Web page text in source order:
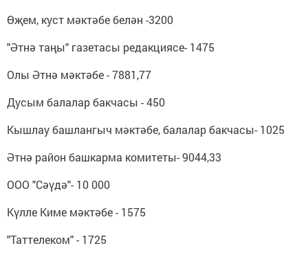
Өҗем, куст мәктәбе белән -3200
"Әтнә таңы" газетасы редакциясе- 1475
Олы Әтнә мәктәбе - 7881,77
Дусым балалар бакчасы - 450
Кышлау башлангыч мәктәбе, балалар бакчасы- 1025
Әтнә район башкарма комитеты- 9044,33
ООО "Сәүдә"- 10 000
Күлле Киме мәктәбе - 1575
"Таттелеком" - 1725